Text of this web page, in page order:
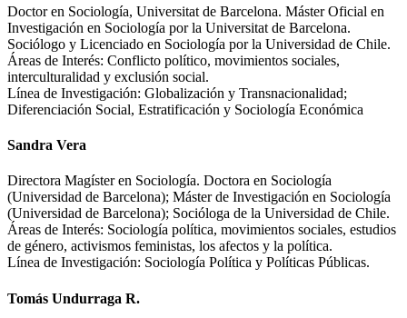
Doctor en Sociología, Universitat de Barcelona. Máster Oficial en
Investigación en Sociología por la Universitat de Barcelona.
Sociólogo y Licenciado en Sociología por la Universidad de Chile.
Áreas de Interés: Conflicto político, movimientos sociales,
interculturalidad y exclusión social.
Línea de Investigación: Globalización y Transnacionalidad;
Diferenciación Social, Estratificación y Sociología Económica
Sandra Vera
Directora Magíster en Sociología. Doctora en Sociología
(Universidad de Barcelona); Máster de Investigación en Sociología
(Universidad de Barcelona); Socióloga de la Universidad de Chile.
Áreas de Interés: Sociología política, movimientos sociales, estudios
de género, activismos feministas, los afectos y la política.
Línea de Investigación: Sociología Política y Políticas Públicas.
Tomás Undurraga R.